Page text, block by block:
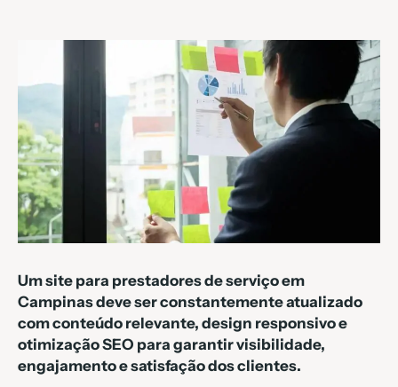
Um site para prestadores de serviço em
Campinas deve ser constantemente atualizado
com conteúdo relevante, design responsivo e
otimização SEO para garantir visibilidade,
engajamento e satisfação dos clientes.